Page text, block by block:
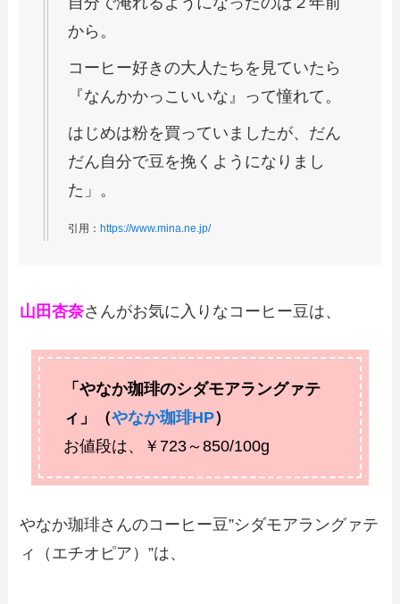
から。
コーヒー好きの大人たちを見ていたら
『なんかかっこいいな』って憧れて。
はじめは粉を買っていましたが、だん
だん自分で豆を挽くようになりまし
た」。
引用： https://www.mina.ne.jp/
山田杏奈さんがお気に入りなコーヒー豆は、
「やなか珈琲のシダモアラングァテ
ィ」（やなか珈琲HP）
お値段は、￥723～850/100g
やなか珈琲さんのコーヒー豆”シダモアラングァテ
ィ（エチオピア）”は、